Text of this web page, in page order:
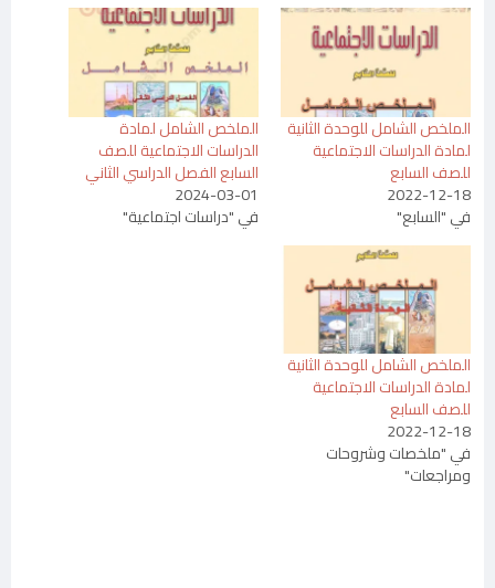
الملخص الشامل للوحدة الثانية
لمادة الدراسات الاجتماعية
للصف السابع
2022-12-18
في "السابع"
الملخص الشامل لمادة
الدراسات الاجتماعية للصف
السابع الفصل الدراسي الثاني
2024-03-01
في "دراسات اجتماعية"
الملخص الشامل للوحدة الثانية
لمادة الدراسات الاجتماعية
للصف السابع
2022-12-18
في "ملخصات وشروحات
ومراجعات"